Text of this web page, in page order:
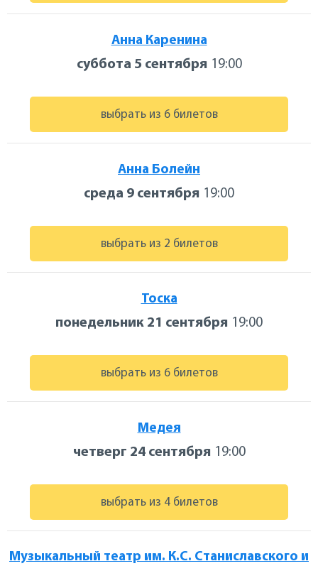
Анна Каренина
суббота 5 сентября 19:00
выбрать из 6 билетов
Анна Болейн
среда 9 сентября 19:00
выбрать из 2 билетов
Тоска
понедельник 21 сентября 19:00
выбрать из 6 билетов
Медея
четверг 24 сентября 19:00
выбрать из 4 билетов
Музыкальный театр им. К.С. Станиславского и